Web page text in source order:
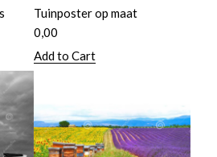
Tuinposter op maat
0,00
Add to Cart